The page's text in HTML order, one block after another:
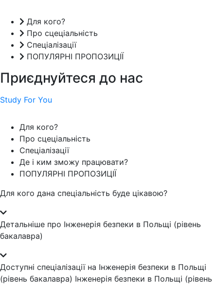
Для кого?
Про сцеціальність
Спеціалізації
ПОПУЛЯРНІ ПРОПОЗИЦІЇ
Приєднуйтеся до нас
Study For You
Для кого?
Про сцеціальність
Спеціалізації
Де і ким зможу працювати?
ПОПУЛЯРНІ ПРОПОЗИЦІЇ
Для кого дана спеціальність буде цікавою?
Детальніше про Інженерія безпеки в Польщі (рівень
бакалавра)
Доступні спеціалізації на Інженерія безпеки в Польщі
(рівень бакалавра) Інженерія безпеки в Польщі (рівень